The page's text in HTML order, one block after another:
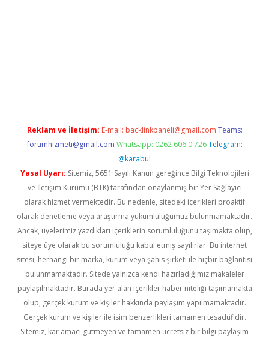
Reklam ve İletişim: E-mail: backlinkpaneli@gmail.com Teams:
forumhizmeti@gmail.com Whatsapp: 0262 606 0 726 Telegram:
@karabul
Yasal Uyarı: Sitemiz, 5651 Sayılı Kanun gereğince Bilgi Teknolojileri
ve İletişim Kurumu (BTK) tarafından onaylanmış bir Yer Sağlayıcı
olarak hizmet vermektedir. Bu nedenle, sitedeki içerikleri proaktif
olarak denetleme veya araştırma yükümlülüğümüz bulunmamaktadır.
Ancak, üyelerimiz yazdıkları içeriklerin sorumluluğunu taşımakta olup,
siteye üye olarak bu sorumluluğu kabul etmiş sayılırlar. Bu internet
sitesi, herhangi bir marka, kurum veya şahıs şirketi ile hiçbir bağlantısı
bulunmamaktadır. Sitede yalnızca kendi hazırladığımız makaleler
paylaşılmaktadır. Burada yer alan içerikler haber niteliği taşımamakta
olup, gerçek kurum ve kişiler hakkında paylaşım yapılmamaktadır.
Gerçek kurum ve kişiler ile isim benzerlikleri tamamen tesadüfidir.
Sitemiz, kar amacı gütmeyen ve tamamen ücretsiz bir bilgi paylaşım